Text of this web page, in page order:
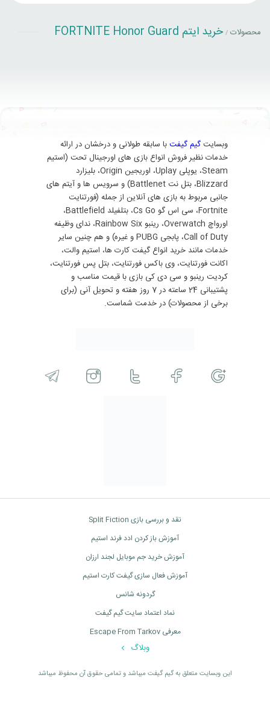
محصولات / خرید ایتم FORTNITE Honor Guard
وبسایت گیم گیفتبا سابقه طولانی و درخشان در ارائه
خدمات نظیر فروش انواع بازی های اورجینال تحت (استیم
Steam، یوپلی Uplay، اوریجین Origin، بلیزارد
Blizzard، بتل نت Battlenet) و سرویس ها و آیتم های
جانبی مربوط به بازی های آنلاین از جمله (فورتنایت
Fortnite، سی اس گو Cs Go، بتلفیلد Battlefield،
اورواچ Overwatch، رینبو Rainbow Six، ندای وظیفه
Call of Duty، پابجی PUBG و غیره) و هم چنین سایر
خدمات مانند خرید انواع گیفت کارت ها، استیم والت،
اکانت فورتنایت، وی باکس فورتنایت، بتل پس فورتنایت،
کردیت رینبو و سی دی کی بازی با قیمت مناسب و
پشتیبانی 24 ساعته در 7 روز هفته و تحویل آنی (برای
برخی از محصولات) در خدمت شماست.
نقد و بررسی بازی Split Fiction
آموزش باز کردن ادد فرند استیم
آموزش خرید جم موبایل لجند ارزان
آموزش فعال سازی گیفت کارت استیم
گردونه شانس
نماد اعتماد سایت گیم گیفت
معرفی Escape From Tarkov
وبلاگ
اين وبسايت متعلق به گیم گیفت ميباشد و تمامی حقوق آن محفوظ ميباشد